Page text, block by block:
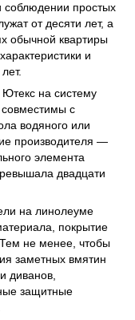
простых
от десяти лет, а
обычной квартиры
и
на систему
с
водяного или
производителя —
элемента
двадцати
на линолеуме
покрытие
не менее, чтобы
заметных вмятин
диванов,
защитные